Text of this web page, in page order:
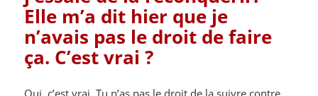
Elle m’a dit hier que je
n’avais pas le droit de faire
ça. C’est vrai ?
Oui, c’est vrai. Tu n’as pas le droit de la suivre contre